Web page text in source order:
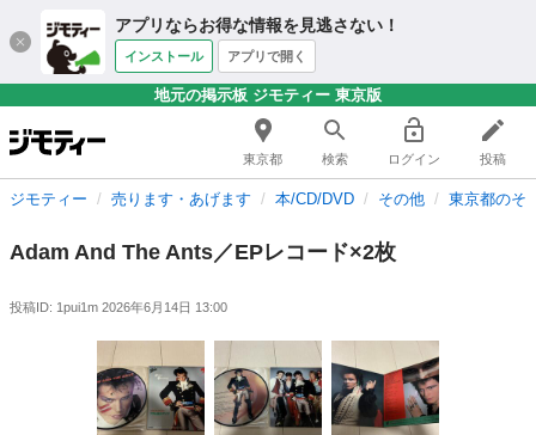
アプリならお得な情報を見逃さない！
インストール アプリで開く
地元の掲示板 ジモティー 東京版
東京都 検索 ログイン 投稿
ジモティー 売ります・あげます 本/CD/DVD その他 東京都のそ
Adam And The Ants／EPレコード×2枚
投稿ID: 1pui1m 2026年6月14日 13:00